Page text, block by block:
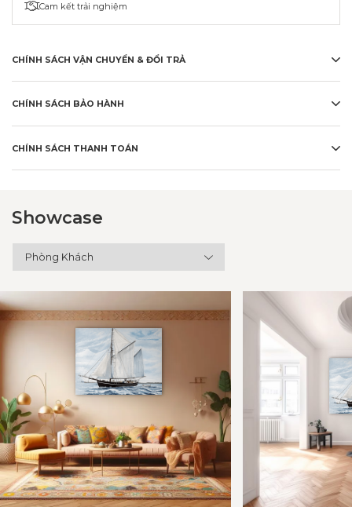
Cam kết trải nghiệm
CHÍNH SÁCH VẬN CHUYỂN & ĐỔI TRẢ
CHÍNH SÁCH BẢO HÀNH
CHÍNH SÁCH THANH TOÁN
Showcase